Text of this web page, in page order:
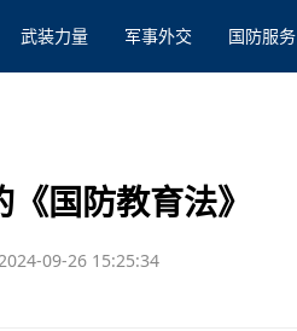
武装力量 军事外交 国防服务
国防教育法》
2024-09-26 15:25:34